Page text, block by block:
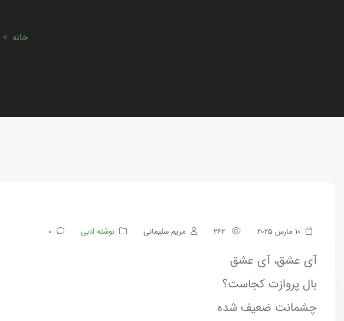
خانه >
10 مارس 2025 مریم سلیمانی نوشته ادبی 0
آی عشق، آی عشق
بال پروازت کجاست؟
چشمانت ضعیف شده